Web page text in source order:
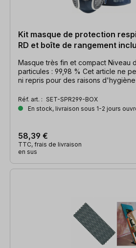
Kit masque de protection
RD et boîte de rangement
Masque très fin et compact Niveau de filtration de
particules : 99,98 % Cet article ne peut être ni échangé,
ni repris pour des raisons d'hygiène
Réf. art. : SET-SPR299-BOX
En stock, livraison sous 1-2 jours
58,39 €
TTC, frais de livraison
en sus